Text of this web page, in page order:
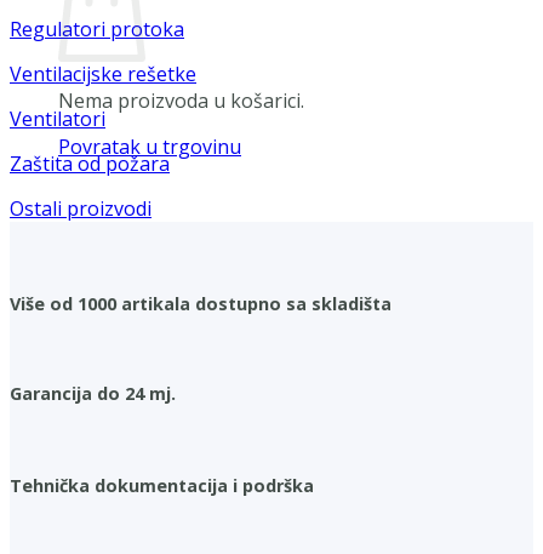
Nema proizvoda u košarici.
Povratak u trgovinu
Regulatori protoka
Ventilacijske rešetke
Ventilatori
Zaštita od požara
Ostali proizvodi
Više od 1000 artikala dostupno sa skladišta
Garancija do 24 mj.
Tehnička dokumentacija i podrška